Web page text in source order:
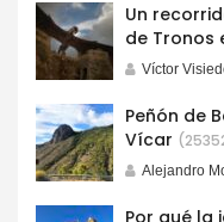
Un
de Tronos
Víctor
Peñón de
Vícar
Alejandro
Por qué la